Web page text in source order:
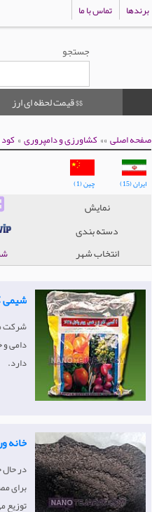
برندها تماس با ما
جستجو
$$ قیمت لحظه ای ارز
صفحه اصلی»»کشاورزی و دامپروری»
ایران (15) چین (1)
نمایش
دسته بندی
انتخاب شهر
شیمی
شرکت
دامی
دارد.
خانه
برای
توزیع